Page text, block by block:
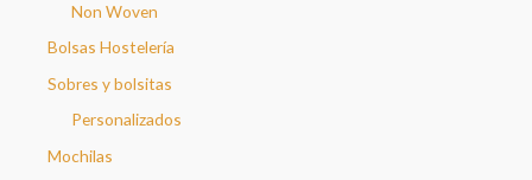
Non Woven
Bolsas Hostelería
Sobres y bolsitas
Personalizados
Mochilas